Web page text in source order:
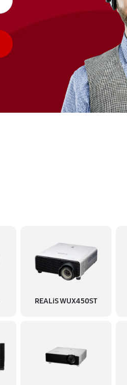
REALiS WUX450ST